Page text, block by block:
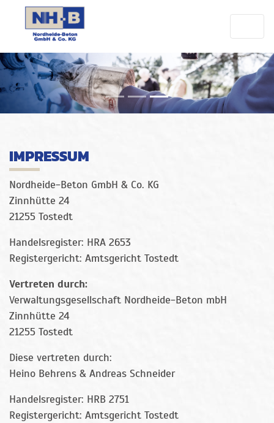
IMPRESSUM
Nordheide-Beton GmbH & Co. KG
Zinnhütte 24
21255 Tostedt
Handelsregister: HRA 2653
Registergericht: Amtsgericht Tostedt
Vertreten durch:
Verwaltungsgesellschaft Nordheide-Beton mbH
Zinnhütte 24
21255 Tostedt
Diese vertreten durch:
Heino Behrens & Andreas Schneider
Handelsregister: HRB 2751
Registergericht: Amtsgericht Tostedt